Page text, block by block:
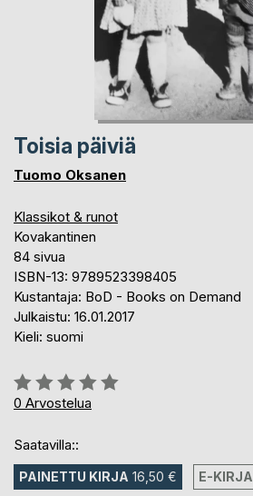
Toisia päiviä
Tuomo Oksanen
Klassikot & runot
Kovakantinen
84 sivua
ISBN-13: 9789523398405
Kustantaja: BoD - Books on Demand
Julkaistu: 16.01.2017
Kieli: suomi
Arvostelu::
0%
0 Arvostelua
Saatavilla::
PAINETTU KIRJA 16,50 € E-KIRJA